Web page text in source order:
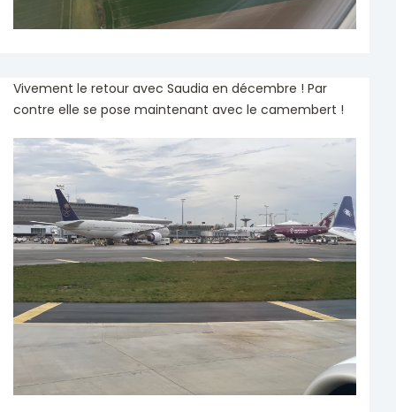
Vivement le retour avec Saudia en décembre ! Par
contre elle se pose maintenant avec le camembert !